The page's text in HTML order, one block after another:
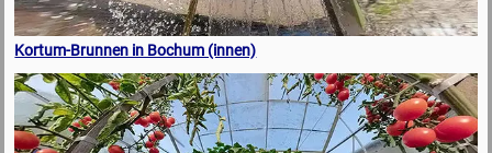
Kortum-Brunnen in Bochum (innen)